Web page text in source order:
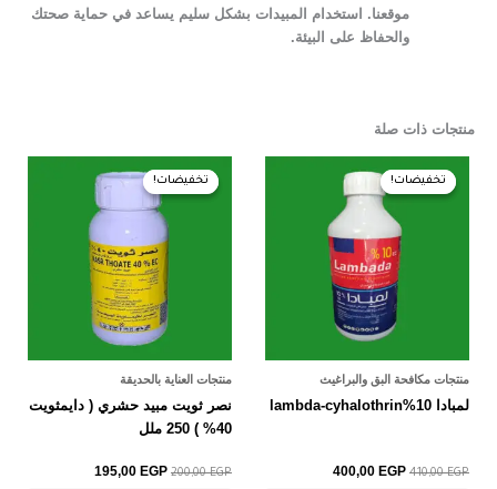
موقعنا. استخدام المبيدات بشكل سليم يساعد في حماية صحتك
والحفاظ على البيئة.
منتجات ذات صلة
تخفيضات!
تخفيضات!
منتجات مكافحة البق والبراغيث
لمبادا 10%lambda-cyhalothrin
410,00EGP
السعر
الأصلي
هو:
410,00 EGP.
400,00 EGP
السعر
تخفيضات!
تخفيضات!
منتجات العناية بالحديقة
نصر ثويت مبيد حشري ( دايمثويت
40% ) 250 ملل
200,00EGP
السعر
الأصلي
هو:
200,00 EGP.
195,00 EGP
السعر
هو: